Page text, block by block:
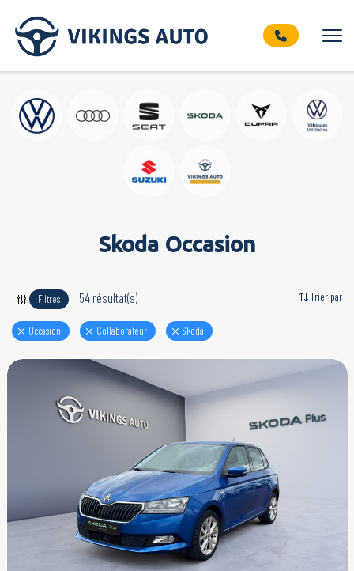
Skoda Occasion
Filtres 54 résultat(s)
Occasion Collaborateur skoda
Trier par